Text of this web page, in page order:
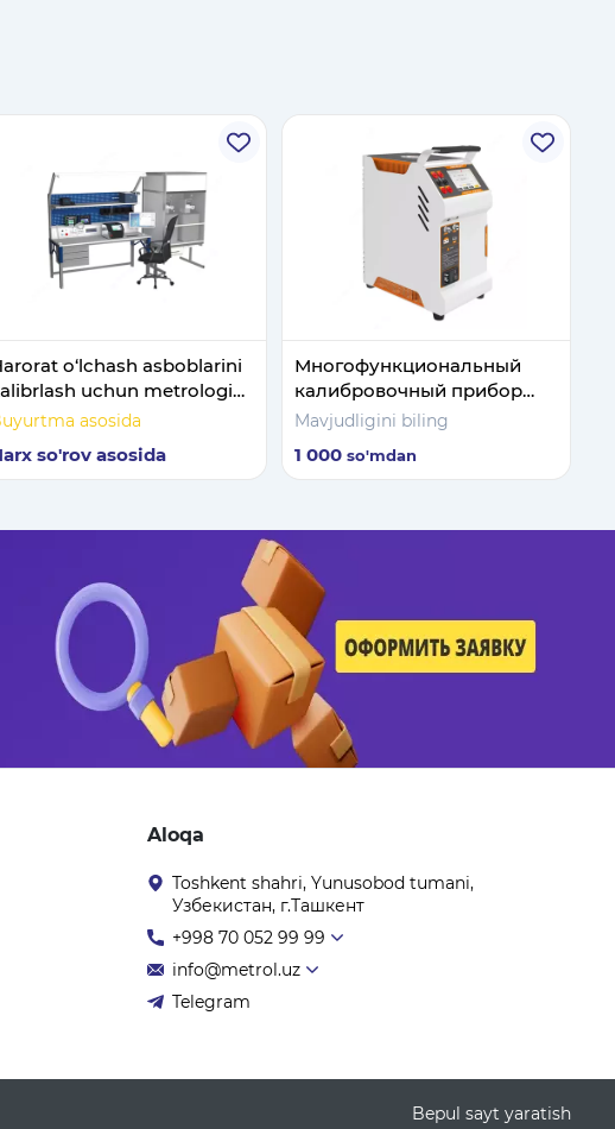
o‘lchash asboblarini
uchun metrologik
asosida
so'rov asosida
Многофункциональный
калибровочный прибор
Калибратор температуры
Mavjudligini biling
1 000 so'mdan
Aloqa
Toshkent shahri, Yunusobod tumani,
Узбекистан, г.Ташкент
+998 70 052 99 99
info@metrol.uz
Telegram
Bepul sayt yaratish